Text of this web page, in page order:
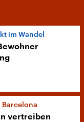
im Wandel
vertreiben